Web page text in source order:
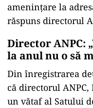
amenințare la
răspuns directorul
Director ANPC:
la anul nu o să
Din înregistrarea
că directorul ANPC,
un vătaf al Satului